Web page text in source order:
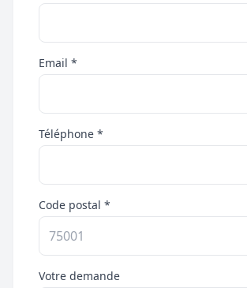
Email *
Téléphone *
Code postal *
Votre demande